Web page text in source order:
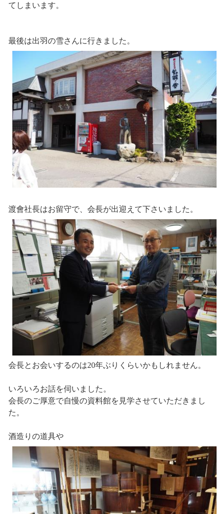
てしまいます。
最後は出羽の雪さんに行きました。
渡會社長はお留守で、会長が出迎えて下さいました。
会長とお会いするのは20年ぶりくらいかもしれません。
いろいろお話を伺いました。
会長のご厚意で自慢の資料館を見学させていただきまし
た。
酒造りの道具や